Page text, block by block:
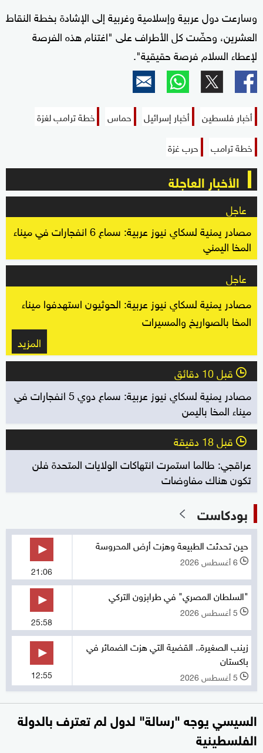
وسارعت دول عربية وإسلامية وغربية إلى الإشادة بخطة النقاط
العشرين، وحضّت كل الأطراف على "اغتنام هذه الفرصة
لإعطاء السلام فرصة حقيقية".
أخبار فلسطين أخبار إسرائيل حماس
خطة ترامب لغزة
خطة ترامب
حرب غزة
الأخبار العاجلة
عاجل
مصادر يمنية لسكاي نيوز عربية: سماع 6 انفجارات في ميناء
المخا اليمني
عاجل
مصادر يمنية لسكاي نيوز عربية: الحوثيون استهدفوا ميناء
المخا بالصواريخ والمسيرات
المزيد
l قبل 10 دقائق
مصادر يمنية لسكاي نيوز عربية: سماع دوي 5 انفجارات في
ميناء المخا باليمن
l قبل 18 دقيقة
عراقجي: طالما استمرت انتهاكات الولايات المتحدة فلن
تكون هناك مفاوضات
بودكاست
حين تحدثت الطبيعة وهزت أرض المحروسة
l 6 أغسطس 2026
21:06
"السلطان المصري" في طرابزون التركي
l 5 أغسطس 2026
25:58
زينب الصغيرة.. القضية التي هزت الضمائر في
باكستان
l 5 أغسطس 2026 12:55
السيسي يوجه "رسالة" لدول لم تعترف بالدولة
الفلسطينية